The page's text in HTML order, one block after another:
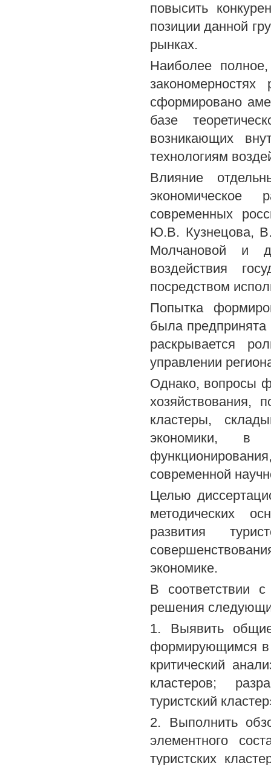
повысить
позиции данной
рынках.
Наиболее
сформировано
базе
возникающих
технологиям
Влияние
экономическое
современных
Ю.В. Кузнецова,
Молчановой и
воздействия
посредством
Попытка
была
раскрывается
управлении
Однако, вопросы
хозяйствования,
кластеры,
экономики, в
современной
Целью
методических
развития
экономике.
В соответствии
решения
1. Выявить
формирующимся в
критический
кластеров;
туристский
2. Выполнить
элементного
туристских